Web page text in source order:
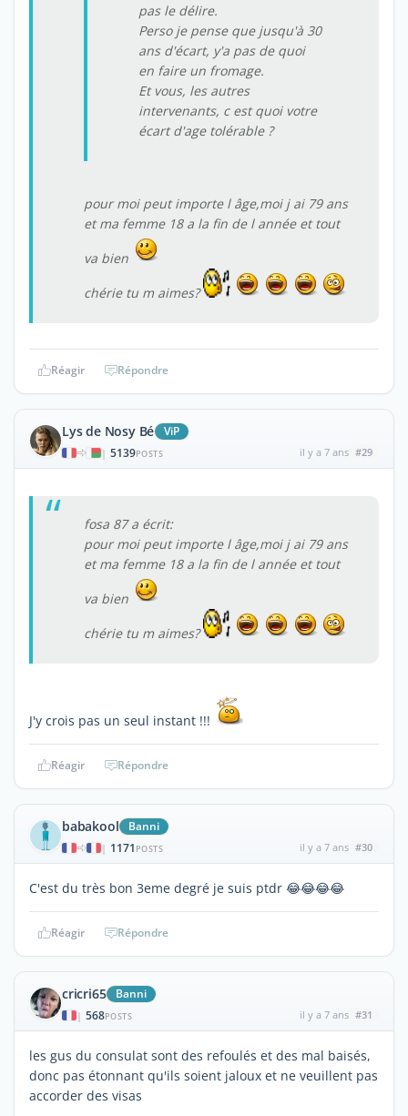
pas le délire.
Perso je pense que jusqu'à 30
ans d'écart, y'a pas de quoi
en faire un fromage.
Et vous, les autres
intervenants, c est quoi votre
écart d'age tolérable ?
pour moi peut importe l âge,moi j ai 79 ans
et ma femme 18 a la fin de l année et tout
va bien
chérie tu m aimes?
Réagir Répondre
Lys de Nosy Bé ViP
| 5139POSTS il y a 7 ans #29
fosa 87 a écrit:
pour moi peut importe l âge,moi j ai 79 ans
et ma femme 18 a la fin de l année et tout
va bien
chérie tu m aimes?
J'y crois pas un seul instant !!!
Réagir Répondre
babakool Banni
| 1171 POSTS il y a 7 ans #30
C'est du très bon 3eme degré je suis ptdr 😂😂😂😂
Réagir Répondre
cricri65 Banni
| 568POSTS il y a 7 ans #31
les gus du consulat sont des refoulés et des mal baisés,
donc pas étonnant qu'ils soient jaloux et ne veuillent pas
accorder des visas